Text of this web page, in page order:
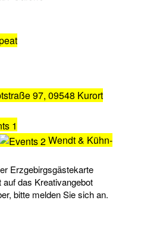
97, 09548 Kurort
Wendt & Kühn-
Erzgebirgsgästekarte
das Kreativangebot
bitte melden Sie sich an.